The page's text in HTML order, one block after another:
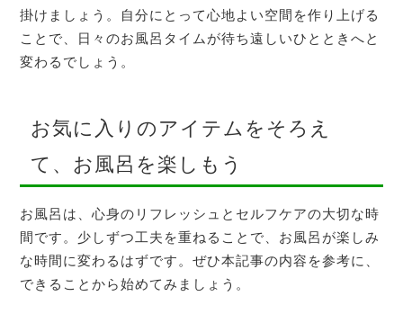
掛けましょう。自分にとって心地よい空間を作り上げる
ことで、日々のお風呂タイムが待ち遠しいひとときへと
変わるでしょう。
お気に入りのアイテムをそろえ
て、お風呂を楽しもう
お風呂は、心身のリフレッシュとセルフケアの大切な時
間です。少しずつ工夫を重ねることで、お風呂が楽しみ
な時間に変わるはずです。ぜひ本記事の内容を参考に、
できることから始めてみましょう。